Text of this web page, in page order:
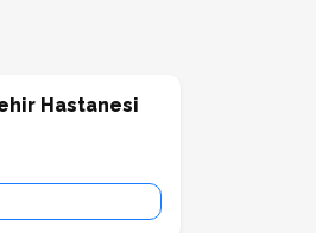
Hastanesi